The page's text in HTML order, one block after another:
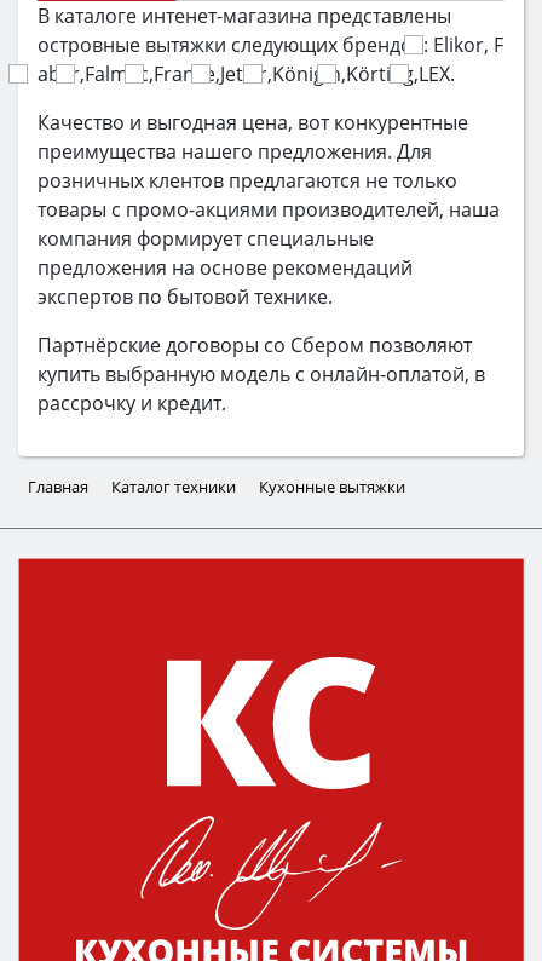
В каталоге интенет-магазина представлены
островные вытяжки следующих брендов: Elikor, F
aber,Falmec,Franke,Jetair,Königin,Körting,LEX.
Качество и выгодная цена, вот конкурентные
преимущества нашего предложения. Для
розничных клентов предлагаются не только
товары с промо-акциями производителей, наша
компания формирует специальные
предложения на основе рекомендаций
экспертов по бытовой технике.
Партнёрские договоры со Сбером позволяют
купить выбранную модель с онлайн-оплатой, в
рассрочку и кредит.
Главная Каталог техники Кухонные вытяжки